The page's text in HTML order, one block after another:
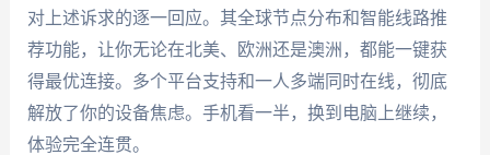
对上述诉求的逐一回应。其全球节点分布和智能线路推
荐功能，让你无论在北美、欧洲还是澳洲，都能一键获
得最优连接。多个平台支持和一人多端同时在线，彻底
解放了你的设备焦虑。手机看一半，换到电脑上继续，
体验完全连贯。